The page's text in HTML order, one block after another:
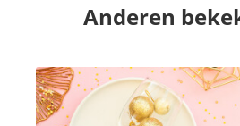
Anderen